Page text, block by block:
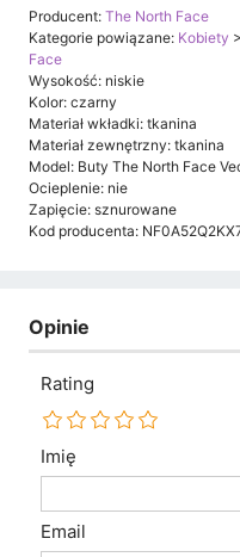
Producent: The North Face
Kategorie powiązane: Kobiety >
Face
Wysokość: niskie
Kolor: czarny
Materiał wkładki: tkanina
Materiał zewnętrzny: tkanina
Model: Buty The North Face
Ocieplenie: nie
Zapięcie: sznurowane
Kod producenta:
Opinie
Rating
Imię
Email